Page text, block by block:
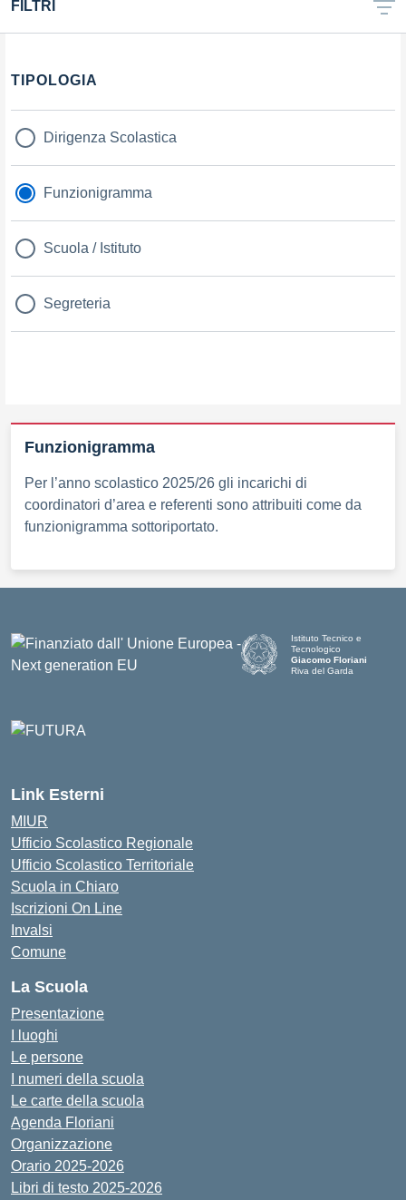
FILTRI
TIPOLOGIA
Dirigenza Scolastica
Funzionigramma
Scuola / Istituto
Segreteria
Funzionigramma
Per l’anno scolastico 2025/26 gli incarichi di
coordinatori d’area e referenti sono attribuiti come da
funzionigramma sottoriportato.
Istituto Tecnico e
Tecnologico
Giacomo Floriani
Riva del Garda
Link Esterni
MIUR
Ufficio Scolastico Regionale
Ufficio Scolastico Territoriale
Scuola in Chiaro
Iscrizioni On Line
Invalsi
Comune
La Scuola
Presentazione
I luoghi
Le persone
I numeri della scuola
Le carte della scuola
Agenda Floriani
Organizzazione
Orario 2025-2026
Libri di testo 2025-2026